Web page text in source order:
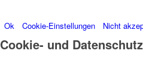
Ok Cookie-Einstellungen Nicht
Cookie- und